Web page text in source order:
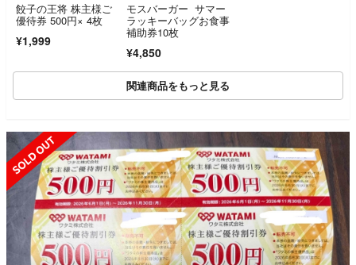
餃子の王将 株主様ご
優待券 500円× 4枚
¥1,999
モスバーガー サマー
ラッキーバッグお食事
補助券10枚
¥4,850
関連商品をもっと見る
SOLD OUT